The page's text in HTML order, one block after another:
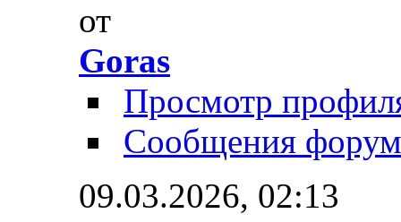
от
Goras
Просмотр
Сообщения
09.03.2026, 02:13